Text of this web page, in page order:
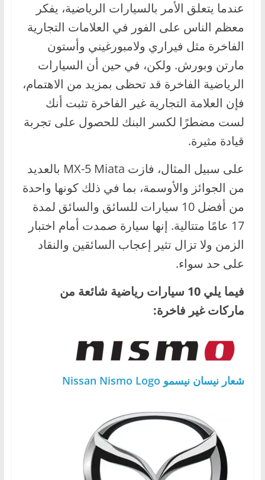
عندما يتعلق الأمر بالسيارات الرياضية، يفكر
معظم الناس على الفور في العلامات التجارية
الفاخرة مثل فيراري ولامبورغيني وأستون
مارتن وبورش. ولكن، في حين أن السيارات
الرياضية الفاخرة قد تحظى بمزيد من الاهتمام،
فإن العلامة التجارية غير الفاخرة تثبت أنك
لست مضطرًا لكسر البنك للحصول على تجربة
قيادة مثيرة.
على سبيل المثال، فازت MX-5 Miata بالعديد
من الجوائز والأوسمة، بما في ذلك كونها واحدة
من أفضل 10 سيارات للسائق والسائق لمدة
17 عامًا متتالية. إنها سيارة صمدت أمام اختبار
الزمن ولا تزال تثير إعجاب السائقين والنقاد
على حد سواء.
فيما يلي 10 سيارات رياضية شائعة من
ماركات غير فاخرة:
شعار نيسان نيسمو Nissan Nismo Logo